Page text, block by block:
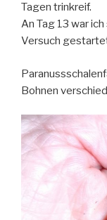
Tagen trinkreif.
An Tag 13 war
Versuch
Bohnen